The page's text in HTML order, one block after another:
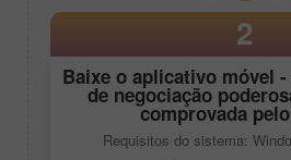
2
Baixe o aplicativo móvel
de negociação
comprovada
Requisitos do sistema: